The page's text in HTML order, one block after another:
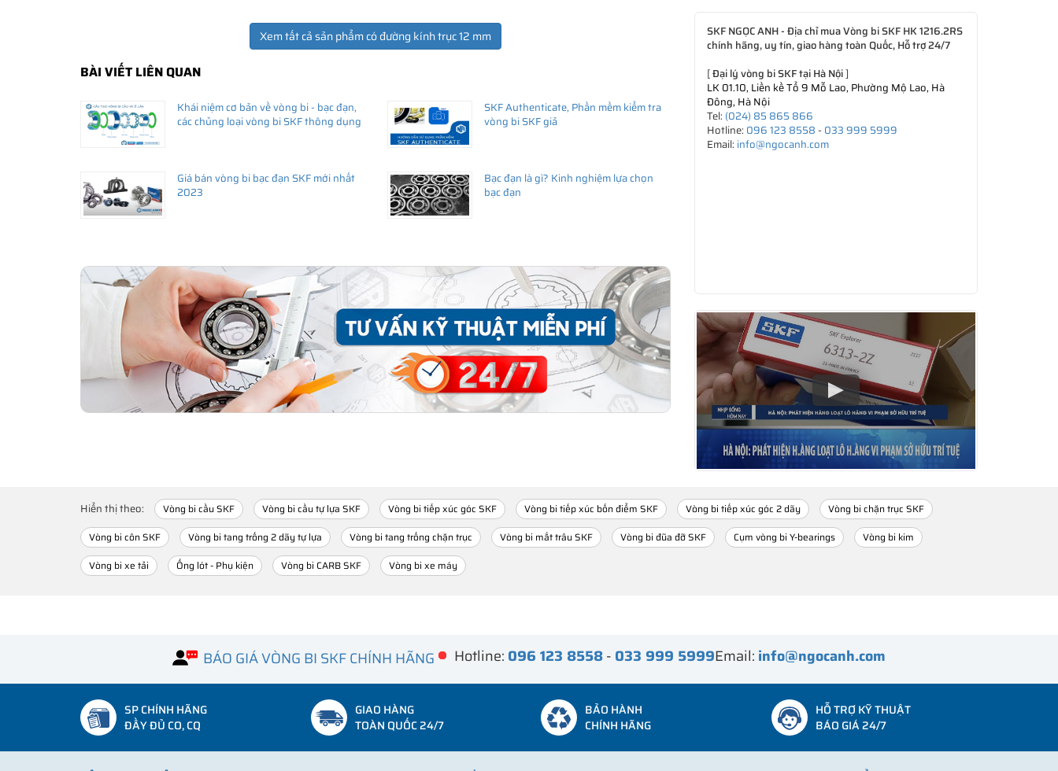
THÔNG TIN HỮU ÍCH
Vòng bi SKF chính hãng, Những lưu ý cơ bản trước khi mua hàng
Xuất xứ vòng bi SKF chính hãng ở đâu?
Chất lượng vòng bi SKF chính hãng
Xem tất cả sản phẩm có đường kính trục 12 mm
BÀI VIẾT LIÊN QUAN
Khái niệm cơ bản về vòng bi - bạc đạn,
các chủng loại vòng bi SKF thông dụng
SKF Authenticate, Phần mềm kiểm tra
vòng bi SKF giả
Giá bán vòng bi bạc đạn SKF mới nhất
2023
Bạc đạn là gì? Kinh nghiệm lựa chọn
bạc đạn
SKF NGỌC ANH - Địa chỉ mua Vòng bi SKF HK 1216.2RS
chính hãng, uy tín, giao hàng toàn Quốc, Hỗ trợ 24/7
[Đại lý vòng bi SKF tại Hà Nội]
LK 01.10, Liền kề Tổ 9 Mỗ Lao, Phường Mộ Lao, Hà
Đông, Hà Nội
Tel: (024) 85 865 866
Hotline: 096 123 8558- 033 999 5999
Email: info@ngocanh.com
Hiển thị theo: Vòng bi cầu SKF Vòng bi cầu tự lựa SKF Vòng bi tiếp xúc góc SKF Vòng bi tiếp xúc bốn điểm SKF Vòng bi tiếp xúc góc 2 dãy
Vòng bi chặn trục SKF
Vòng bi côn SKF
Vòng bi tang trống 2 dãy tự lựa Vòng bi tang trống chặn trục Vòng bi mắt trâu SKF Vòng bi đũa đỡ SKF Cụm vòng bi Y-bearings
Vòng bi kim
Vòng bi xe tải
Ống lót - Phụ kiện Vòng bi CARB SKF Vòng bi xe máy
BÁO GIÁ VÒNG BI SKF CHÍNH HÃNG Hotline: 096 123 8558- 033 999 5999Email: info@ngocanh.com
SP CHÍNH HÃNG
ĐẦY ĐỦ CO, CQ
GIAO HÀNG
TOÀN QUỐC 24/7
BẢO HÀNH
CHÍNH HÃNG
HỖ TRỢ KỸ THUẬT
BÁO GIÁ 24/7